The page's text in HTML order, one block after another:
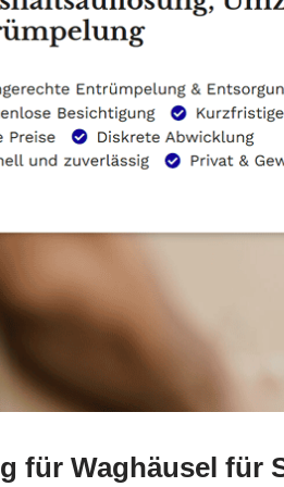
für Waghäusel für